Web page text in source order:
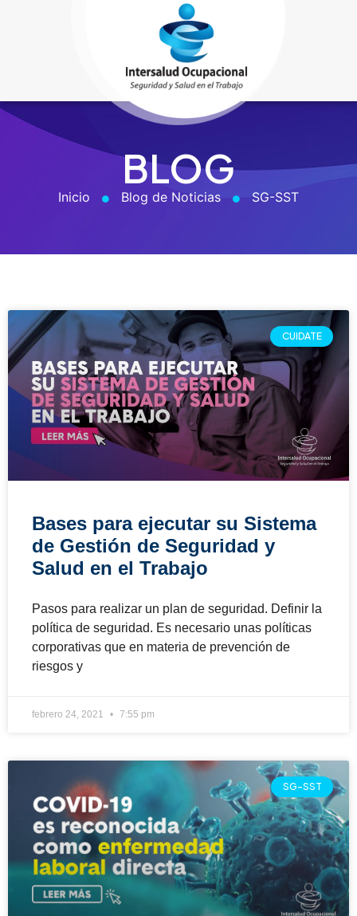
BLOG
Inicio Blog de Noticias SG-SST
CUIDATE
Bases para ejecutar su Sistema
de Gestión de Seguridad y
Salud en el Trabajo
Pasos para realizar un plan de seguridad. Definir la
política de seguridad. Es necesario unas políticas
corporativas que en materia de prevención de
riesgos y
febrero 24, 2021 7:55 pm
SG-SST